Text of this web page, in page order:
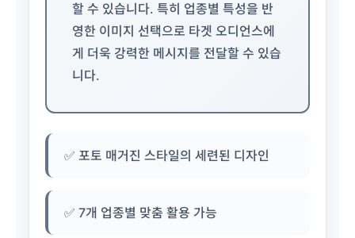
할 수 있습니다. 특히 업종별 특성을 반
영한 이미지 선택으로 타겟 오디언스에
게 더욱 강력한 메시지를 전달할 수 있습
니다.
✅ 포토 매거진 스타일의 세련된 디자인
✅ 7개 업종별 맞춤 활용 가능